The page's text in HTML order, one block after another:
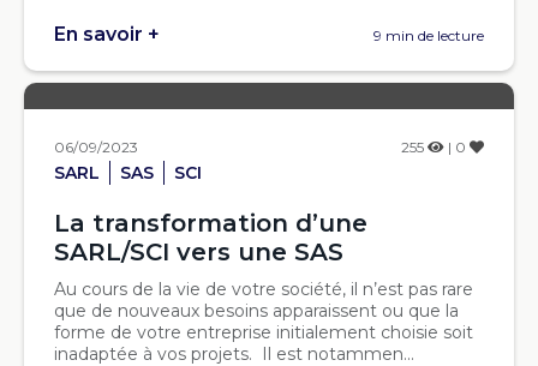
En savoir + 9 min de lecture
06/09/2023 255 | 0
SARL SAS SCI
La transformation d’une
SARL/SCI vers une SAS
Au cours de la vie de votre société, il n’est pas rare
que de nouveaux besoins apparaissent ou que la
forme de votre entreprise initialement choisie soit
inadaptée à vos projets. Il est notammen...